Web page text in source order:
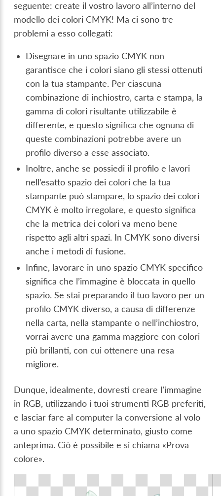
seguente: create il vostro lavoro all’interno del
modello dei colori CMYK! Ma ci sono tre
problemi a esso collegati:
Disegnare in uno spazio CMYK non
garantisce che i colori siano gli stessi ottenuti
con la tua stampante. Per ciascuna
combinazione di inchiostro, carta e stampa, la
gamma di colori risultante utilizzabile è
differente, e questo significa che ognuna di
queste combinazioni potrebbe avere un
profilo diverso a esse associato.
Inoltre, anche se possiedi il profilo e lavori
nell’esatto spazio dei colori che la tua
stampante può stampare, lo spazio dei colori
CMYK è molto irregolare, e questo significa
che la metrica dei colori va meno bene
rispetto agli altri spazi. In CMYK sono diversi
anche i metodi di fusione.
Infine, lavorare in uno spazio CMYK specifico
significa che l’immagine è bloccata in quello
spazio. Se stai preparando il tuo lavoro per un
profilo CMYK diverso, a causa di differenze
nella carta, nella stampante o nell’inchiostro,
vorrai avere una gamma maggiore con colori
più brillanti, con cui ottenere una resa
migliore.
Dunque, idealmente, dovresti creare l’immagine
in RGB, utilizzando i tuoi strumenti RGB preferiti,
e lasciar fare al computer la conversione al volo
a uno spazio CMYK determinato, giusto come
anteprima. Ciò è possibile e si chiama «Prova
colore».